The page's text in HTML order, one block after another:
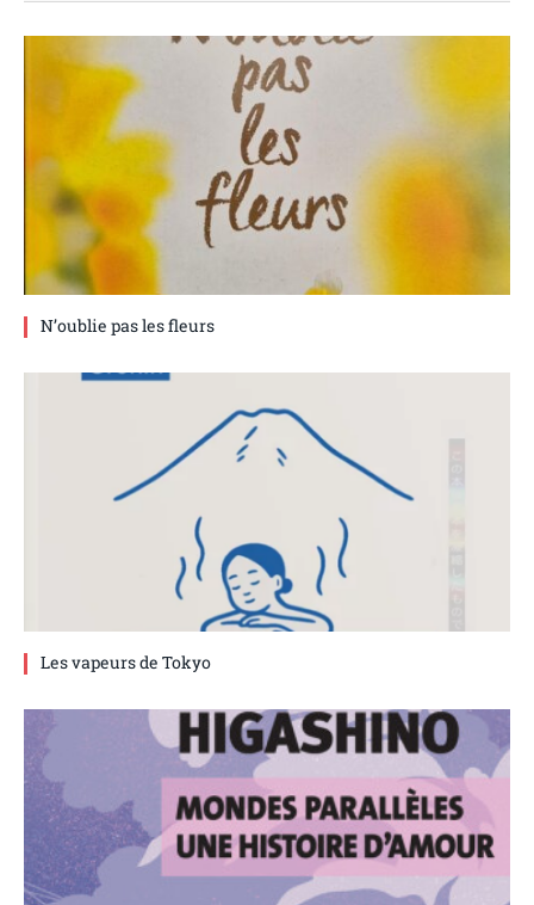
N’oublie pas les fleurs
Les vapeurs de Tokyo